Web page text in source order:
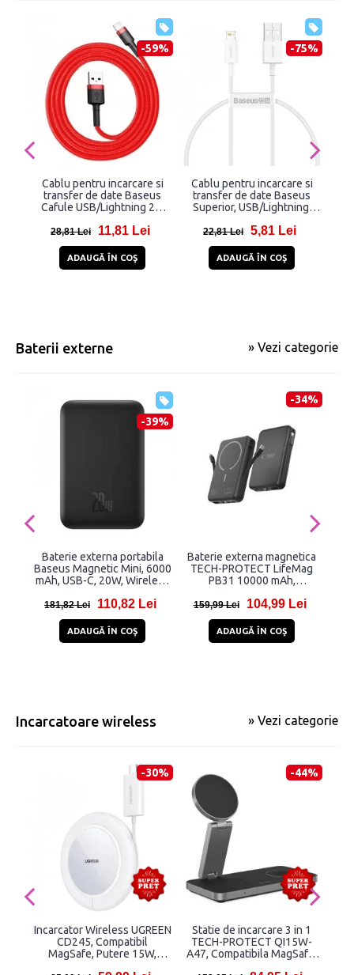
-59%
Cablu pentru incarcare si
transfer de date Baseus
Cafule USB/Lightning 2m
28,81 Lei 11,81 Lei
ADAUGĂ ÎN COŞ
-75%
Cablu pentru incarcare si
transfer de date Baseus
Superior, USB/Lightning,
22,81 Lei 5,81 Lei
ADAUGĂ ÎN COŞ
Baterii externe » Vezi categorie
-39%
Baterie externa portabila
Baseus Magnetic Mini, 6000
mAh, USB-C, 20W, Wireless
Negru
181,82 Lei 110,82 Lei
ADAUGĂ ÎN COŞ
-34%
Baterie externa magnetica
TECH-PROTECT LifeMag
PB31 10000 mAh,
Cablu USB-C 50cm, Negru
159,99 Lei 104,99 Lei
ADAUGĂ ÎN COŞ
Incarcatoare wireless » Vezi categorie
-30%
Incarcator Wireless UGREEN
CD245, Compatibil
MagSafe, Putere 15W,
-44%
Statie de incarcare 3 in 1
TECH-PROTECT QI15W-
A47, Compatibila MagSafe,